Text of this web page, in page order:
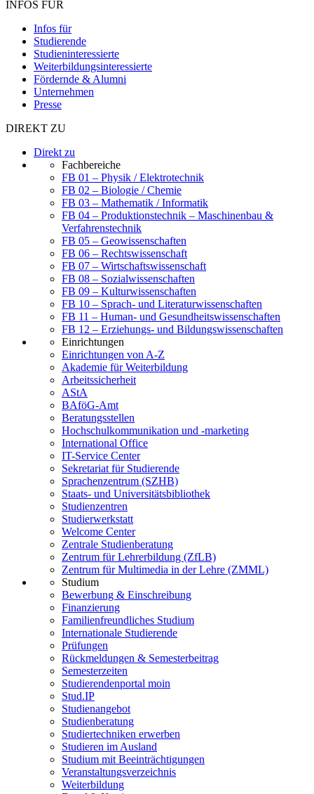
INFOS FÜR
Infos für
Studierende
Studieninteressierte
Weiterbildungsinteressierte
Fördernde & Alumni
Unternehmen
Presse
DIREKT ZU
Direkt zu
Fachbereiche
FB 01 – Physik / Elektrotechnik
FB 02 – Biologie / Chemie
FB 03 – Mathematik / Informatik
FB 04 – Produktionstechnik – Maschinenbau &
Verfahrenstechnik
FB 05 – Geowissenschaften
FB 06 – Rechtswissenschaft
FB 07 – Wirtschaftswissenschaft
FB 08 – Sozialwissenschaften
FB 09 – Kulturwissenschaften
FB 10 – Sprach- und Literaturwissenschaften
FB 11 – Human- und Gesundheitswissenschaften
FB 12 – Erziehungs- und Bildungswissenschaften
Einrichtungen
Einrichtungen von A-Z
Akademie für Weiterbildung
Arbeitssicherheit
AStA
BAföG-Amt
Beratungsstellen
Hochschulkommunikation und -marketing
International Office
IT-Service Center
Sekretariat für Studierende
Sprachenzentrum (SZHB)
Staats- und Universitätsbibliothek
Studienzentren
Studierwerkstatt
Welcome Center
Zentrale Studienberatung
Zentrum für Lehrerbildung (ZfLB)
Zentrum für Multimedia in der Lehre (ZMML)
Studium
Bewerbung & Einschreibung
Finanzierung
Familienfreundliches Studium
Internationale Studierende
Prüfungen
Rückmeldungen & Semesterbeitrag
Semesterzeiten
Studierendenportal moin
Stud.IP
Studienangebot
Studienberatung
Studiertechniken erwerben
Studieren im Ausland
Studium mit Beeinträchtigungen
Veranstaltungsverzeichnis
Weiterbildung